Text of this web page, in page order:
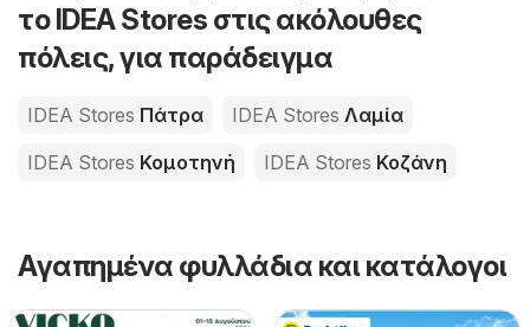
το IDEA Stores στις ακόλουθες
πόλεις, για παράδειγμα
IDEA Stores Πάτρα IDEA Stores Λαμία
IDEA Stores Κομοτηνή IDEA Stores Κοζάνη
Αγαπημένα φυλλάδια και κατάλογοι